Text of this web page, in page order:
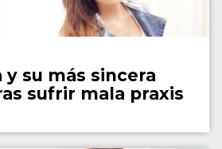
y su más sincera
sufrir mala praxis